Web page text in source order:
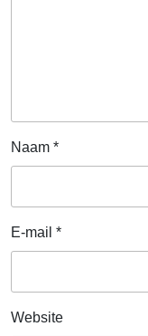
Naam *
E-mail *
Website